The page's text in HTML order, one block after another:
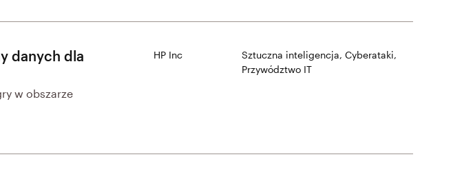
danych dla
w obszarze
HP Inc Sztuczna inteligencja, Cyberataki,
Przywództwo IT